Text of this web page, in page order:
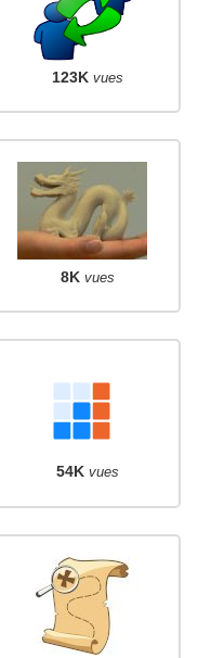
123K vues
8K vues
54K vues